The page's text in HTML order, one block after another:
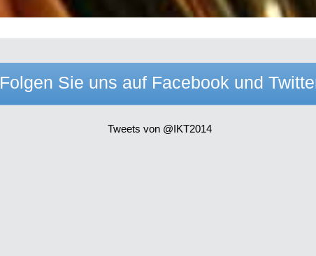
Folgen Sie uns auf Facebook und
Tweets von @IKT2014